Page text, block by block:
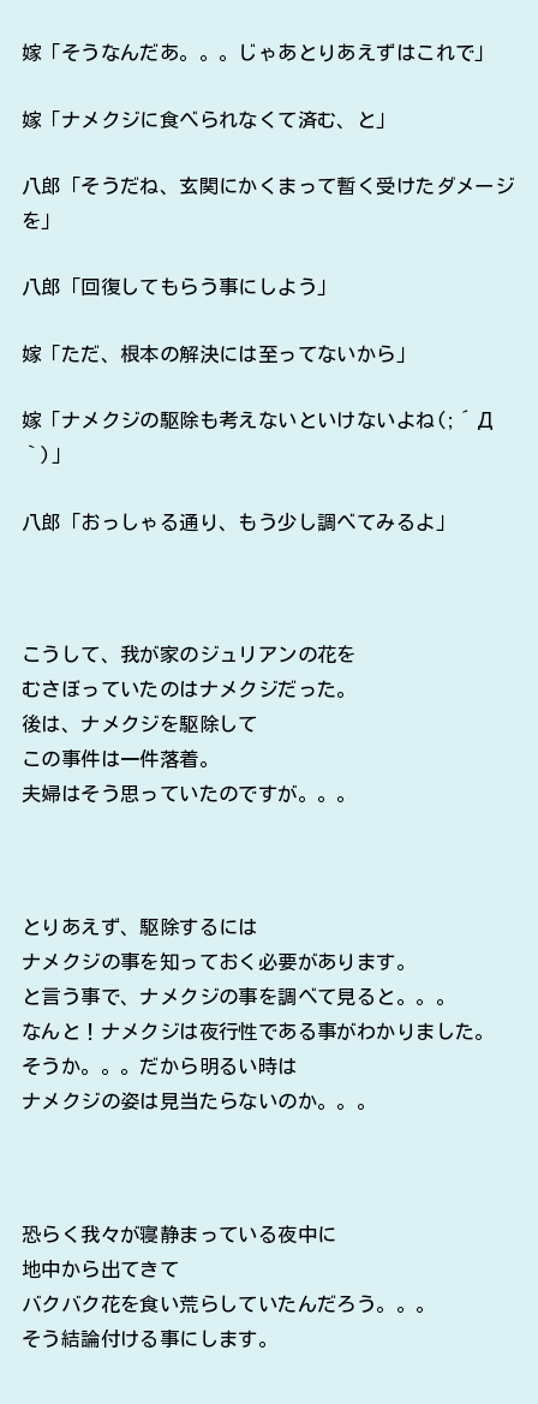
嫁「そうなんだあ。。。じゃあとりあえずはこれで」
嫁「ナメクジに食べられなくて済む、と」
八郎「そうだね、玄関にかくまって暫く受けたダメージ
を」
八郎「回復してもらう事にしよう」
嫁「ただ、根本の解決には至ってないから」
嫁「ナメクジの駆除も考えないといけないよね(;´Д
｀)」
八郎「おっしゃる通り、もう少し調べてみるよ」
こうして、我が家のジュリアンの花を
むさぼっていたのはナメクジだった。
後は、ナメクジを駆除して
この事件は一件落着。
夫婦はそう思っていたのですが。。。
とりあえず、駆除するには
ナメクジの事を知っておく必要があります。
と言う事で、ナメクジの事を調べて見ると。。。
なんと！ナメクジは夜行性である事がわかりました。
そうか。。。だから明るい時は
ナメクジの姿は見当たらないのか。。。
恐らく我々が寝静まっている夜中に
地中から出てきて
バクバク花を食い荒らしていたんだろう。。。
そう結論付ける事にします。